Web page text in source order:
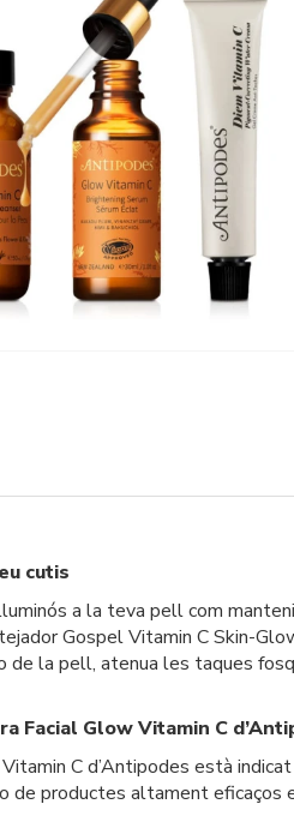
cutis
a la teva pell com
Gospel Vitamin C Skin-
de la pell, atenua les taques
Facial Glow Vitamin C
C d’Antipodes està
productes altament eficaços